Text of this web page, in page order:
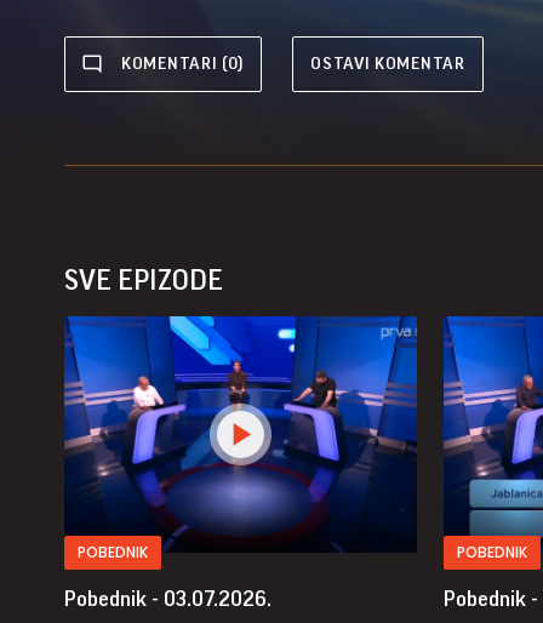
KOMENTARI (0) OSTAVI KOMENTAR
SVE EPIZODE
POBEDNIK
Pobednik - 03.07.2026.
POBEDNIK
Pobednik